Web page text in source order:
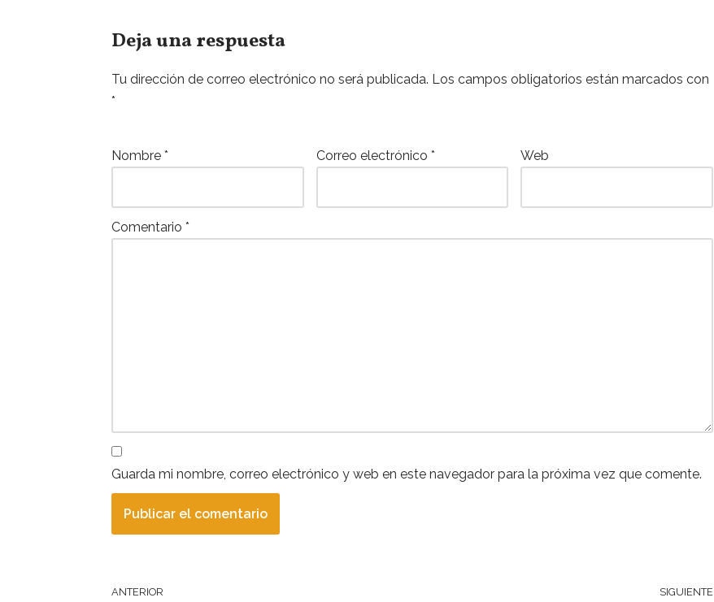
e
o
k
er l
s
p
Deja una respuesta
Tu dirección de correo electrónico no será publicada. Los campos obligatorios están marcados con
*
Nombre * Correo electrónico * Web
Comentario *
Guarda mi nombre, correo electrónico y web en este navegador para la próxima vez que comente.
ANTERIOR SIGUIENTE